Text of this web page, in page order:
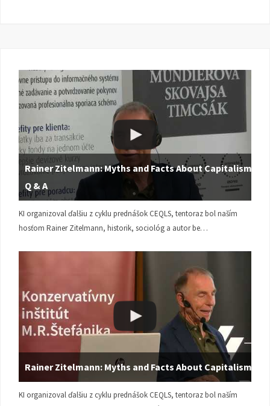
Rainer Zitelmann: Myths and Facts About Capitalism |
Q & A
KI organizoval ďalšiu z cyklu prednášok CEQLS, tentoraz bol naším
hosťom Rainer Zitelmann, historik, sociológ a autor be…
Rainer Zitelmann: Myths and Facts About Capitalism
KI organizoval ďalšiu z cyklu prednášok CEQLS, tentoraz bol naším